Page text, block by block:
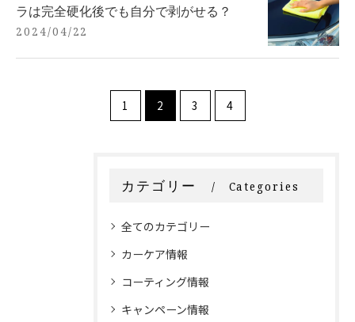
ラは完全硬化後でも自分で剥がせる？
2024/04/22
1 2 3 4
カテゴリー Categories
全てのカテゴリー
カーケア情報
コーティング情報
キャンペーン情報